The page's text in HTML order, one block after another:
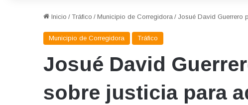
Inicio / Tráfico / Municipio de Corregidora / Josué David Guerrero
Municipio de Corregidora Tráfico
Josué David
sobre justicia para